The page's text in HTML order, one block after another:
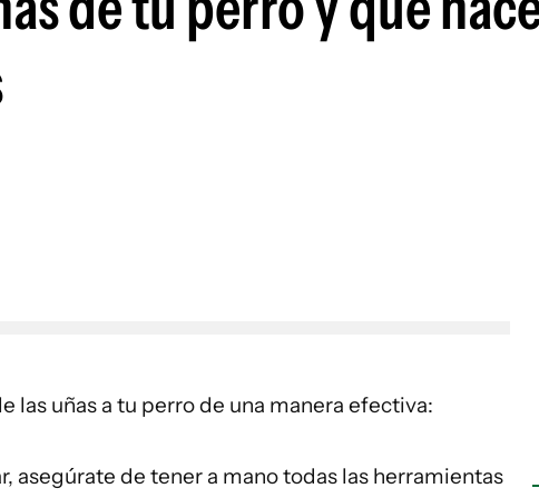
las uñas a tu perro de una manera efectiva:
asegúrate de tener a mano todas las herramientas